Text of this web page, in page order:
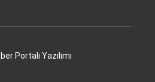
Portalı Yazılımı